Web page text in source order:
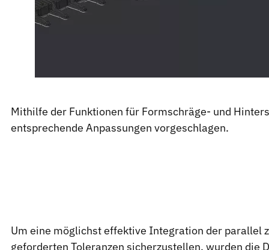
Mithilfe der Funktionen für Formschräge- und
entsprechende Anpassungen vorgeschlagen.
Um eine möglichst effektive Integration der parallel
geforderten Toleranzen sicherzustellen, wurden die